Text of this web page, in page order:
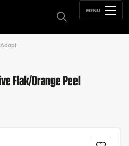
MENU
Flak/Orange Peel